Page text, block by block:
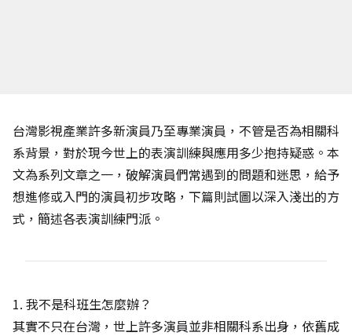
台灣影視產業許多新演員乃至專業演員，不管是否為相關科
系背景，對於現今世上的表演訓練與應用多少抱持疑惑。本
文為系列文章之一，破解演員們常遇到的問題和迷思，給予
想進修或入門的演員初步攻略，下篇則試圖以深入淺出的方
式，簡述各表演訓練門派。
1. 我不是科班生怎麼辦？
其實不只在台灣，世上許多演員並非相關科系出身，依舊成